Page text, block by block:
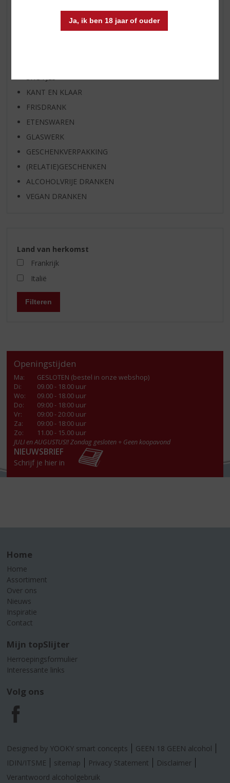
Ja, ik ben 18 jaar of ouder
SHOTJES
KANT EN KLAAR
FRISDRANK
ETENSWAREN
GLASWERK
GESCHENKVERPAKKING
(RELATIE)GESCHENKEN
ALCOHOLVRIJE DRANKEN
VEGAN DRANKEN
Land van herkomst
Frankrijk
Italië
Filteren
Openingstijden
Ma:
GESLOTEN (bestel in onze webshop)
Di:
09.00 - 18.00 uur
Wo:
09.00 - 18.00 uur
Do:
09:00 - 18:00 uur
Vr:
09:00 - 20:00 uur
Za:
09:00 - 18:00 uur
Zo:
11.00 - 15.00 uur
JULI en AUGUSTUS!! Zondag gesloten + Geen koopavond
NIEUWSBRIEF
Schrijf je hier in
Home
Home
Assortiment
Over ons
Nieuws
Inspiratie
Contact
Mijn topSlijter
Herroepingsformulier
Interessante links
Volg ons
F
a
c
Designed by YOOKY smart concepts
GEEN 18 GEEN alcohol
IDIN/ITSME
sitemap Privacy Statement
Disclaimer
Verantwoord alcoholgebruik